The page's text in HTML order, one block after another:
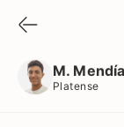
M. Mendía
Platense